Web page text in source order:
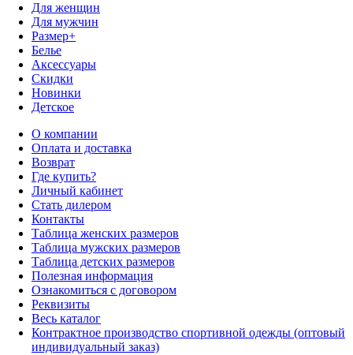
Для женщин
Для мужчин
Размер+
Белье
Аксессуары
Скидки
Новинки
Детское
О компании
Оплата и доставка
Возврат
Где купить?
Личный кабинет
Стать дилером
Контакты
Таблица женских размеров
Таблица мужских размеров
Таблица детских размеров
Полезная информация
Ознакомиться с договором
Реквизиты
Весь каталог
Контрактное производство спортивной одежды (оптовый
индивидуальный заказ)